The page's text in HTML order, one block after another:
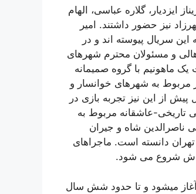
ایزدیار، گلاره عباسی، الهام
نیز حضور داشتند. امیر
سریال پیوسته اند و در
و مسئولان محترم شهرهای
ماهونیم با گروه صمیمانه
مربوط به شهرهای خوانسار و
پیش از این نیز تجربه بازی در
تاریخی-عاشقانه مربوط به
ناصرالدین شاه و جیران
دانسته است. ماجراهای
اش شروع می شود.
آغاز میشود و تا حدود شش سال